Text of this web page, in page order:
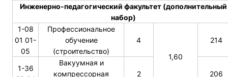
Инженерно-педагогический факультет (дополнительный
набор)
1-08
01 01-
05
Профессиональное
обучение
(строительство)
4
1,60
214
1-36
Вакуумная и
компрессорная
2 206